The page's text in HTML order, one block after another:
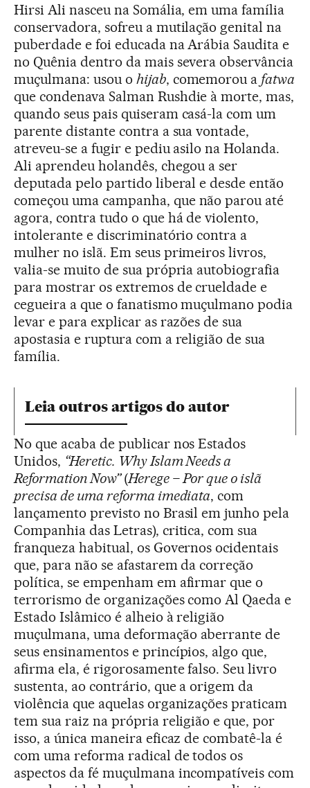
Hirsi Ali nasceu na Somália, em uma família
conservadora, sofreu a mutilação genital na
puberdade e foi educada na Arábia Saudita e
no Quênia dentro da mais severa observância
muçulmana: usou o hijab, comemorou a fatwa
que condenava Salman Rushdie à morte, mas,
quando seus pais quiseram casá-la com um
parente distante contra a sua vontade,
atreveu-se a fugir e pediu asilo na Holanda.
Ali aprendeu holandês, chegou a ser
deputada pelo partido liberal e desde então
começou uma campanha, que não parou até
agora, contra tudo o que há de violento,
intolerante e discriminatório contra a
mulher no islã. Em seus primeiros livros,
valia-se muito de sua própria autobiografia
para mostrar os extremos de crueldade e
cegueira a que o fanatismo muçulmano podia
levar e para explicar as razões de sua
apostasia e ruptura com a religião de sua
família.
Leia outros artigos do autor
No que acaba de publicar nos Estados
Unidos, “Heretic. Why Islam Needs a
Reformation Now”(Herege – Por que o islã
precisa de uma reforma imediata, com
lançamento previsto no Brasil em junho pela
Companhia das Letras), critica, com sua
franqueza habitual, os Governos ocidentais
que, para não se afastarem da correção
política, se empenham em afirmar que o
terrorismo de organizações como Al Qaeda e
Estado Islâmico é alheio à religião
muçulmana, uma deformação aberrante de
seus ensinamentos e princípios, algo que,
afirma ela, é rigorosamente falso. Seu livro
sustenta, ao contrário, que a origem da
violência que aquelas organizações praticam
tem sua raiz na própria religião e que, por
isso, a única maneira eficaz de combatê-la é
com uma reforma radical de todos os
aspectos da fé muçulmana incompatíveis com